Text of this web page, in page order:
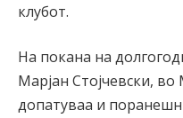
клубот.
На покана на
Марјан Стојчевски,
допатуваа и